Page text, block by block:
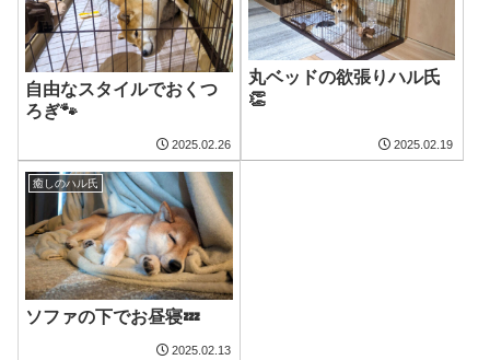
自由なスタイルでおくつ
ろぎ🐾
2025.02.26
丸ベッドの欲張りハル氏
👏
2025.02.19
癒しのハル氏
ソファの下でお昼寝💤
2025.02.13